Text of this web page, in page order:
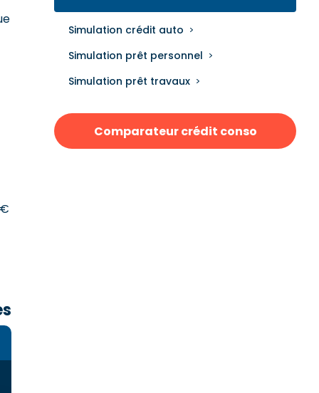
Simulation crédit auto
Simulation prêt personnel
Simulation prêt travaux
Comparateur crédit conso